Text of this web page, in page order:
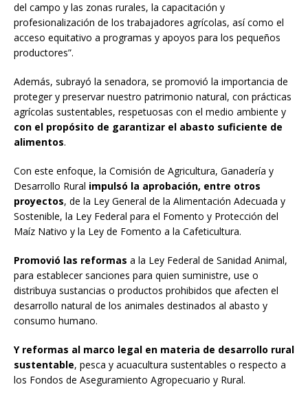
del campo y las zonas rurales, la capacitación y
profesionalización de los trabajadores agrícolas, así como el
acceso equitativo a programas y apoyos para los pequeños
productores”.
Además, subrayó la senadora, se promovió la importancia de
proteger y preservar nuestro patrimonio natural, con prácticas
agrícolas sustentables, respetuosas con el medio ambiente y
con el propósito de garantizar el abasto suficiente de
alimentos.
Con este enfoque, la Comisión de Agricultura, Ganadería y
Desarrollo Rural impulsó la aprobación, entre otros
proyectos, de la Ley General de la Alimentación Adecuada y
Sostenible, la Ley Federal para el Fomento y Protección del
Maíz Nativo y la Ley de Fomento a la Cafeticultura.
Promovió las reformas a la Ley Federal de Sanidad Animal,
para establecer sanciones para quien suministre, use o
distribuya sustancias o productos prohibidos que afecten el
desarrollo natural de los animales destinados al abasto y
consumo humano.
Y reformas al marco legal en materia de desarrollo rural
sustentable, pesca y acuacultura sustentables o respecto a
los Fondos de Aseguramiento Agropecuario y Rural.